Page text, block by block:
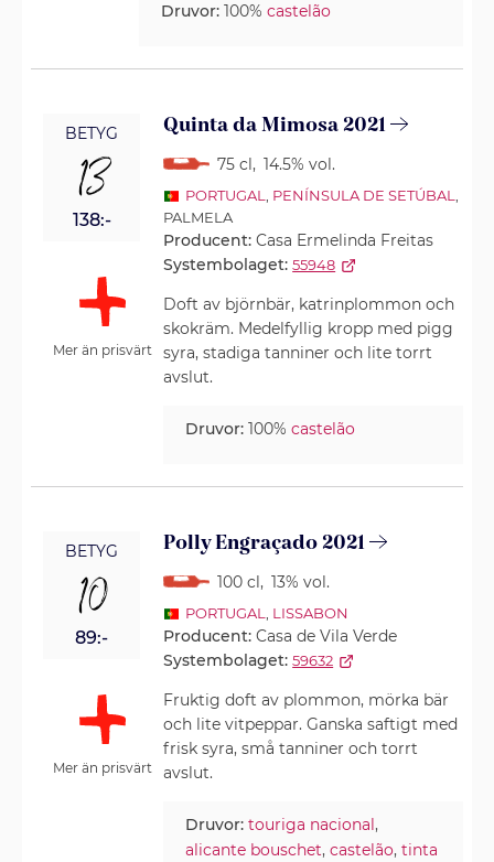
Druvor: 100%castelão
BETYG
13
138:-
Mer än prisvärt
Quinta da Mimosa 2021
75 cl, 14.5% vol.
PORTUGAL PENÍNSULA DE SETÚBAL
PALMELA
Producent:Casa Ermelinda Freitas
Systembolaget: 55948
Doft av björnbär, katrinplommon och
skokräm. Medelfyllig kropp med pigg
syra, stadiga tanniner och lite torrt
avslut.
Druvor: 100%castelão
BETYG
10
89:-
Mer än prisvärt
Polly Engraçado 2021
100 cl, 13% vol.
PORTUGAL LISSABON
Producent:Casa de Vila Verde
Systembolaget: 59632
Fruktig doft av plommon, mörka bär
och lite vitpeppar. Ganska saftigt med
frisk syra, små tanniner och torrt
avslut.
Druvor: touriga nacional,
alicante bouschet,castelão,tinta